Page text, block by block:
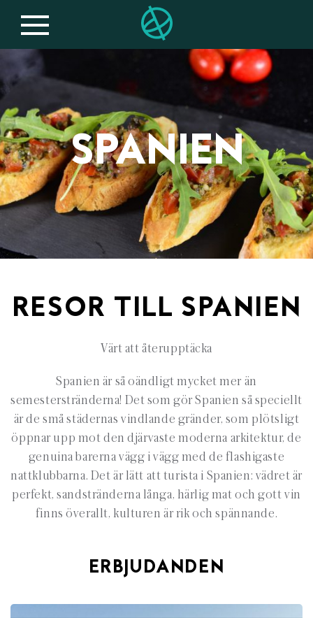
SPANIEN
RESOR TILL SPANIEN
Värt att återupptäcka
Spanien är så oändligt mycket mer än
semesterstränderna! Det som gör Spanien så speciellt
är de små städernas vindlande gränder, som plötsligt
öppnar upp mot den djärvaste moderna arkitektur, de
genuina barerna vägg i vägg med de flashigaste
nattklubbarna. Det är lätt att turista i Spanien: vädret är
perfekt, sandstränderna långa, härlig mat och gott vin
finns överallt, kulturen är rik och spännande.
ERBJUDANDEN